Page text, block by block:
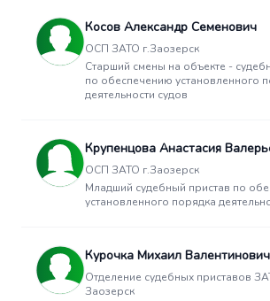
Косов Александр Семенович
ОСП ЗАТО г.Заозерск
Старший смены на объекте -
по обеспечению установленного
деятельности судов
Крупенцова Анастасия
ОСП ЗАТО г.Заозерск
Младший судебный пристав по
установленного порядка
Курочка Михаил Валентинович
Отделение судебных приставов
Заозерск